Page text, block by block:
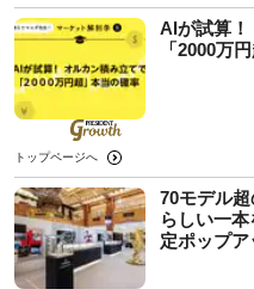
AIが試算
「2000万
トップページへ
70モデル
らしい一
定ポップ